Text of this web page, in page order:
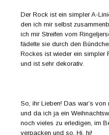
Der Rock ist ein simpler A-
den ich mir selbst
ich mir Streifen vom
fädelte sie durch den
Rockes ist wieder ein simpler
und ist sehr dekorativ.
So, ihr Lieben! Das war’s
und da ich ja ein
noch vieles zu erledigen, im
verpacken und so. Hi, hi!